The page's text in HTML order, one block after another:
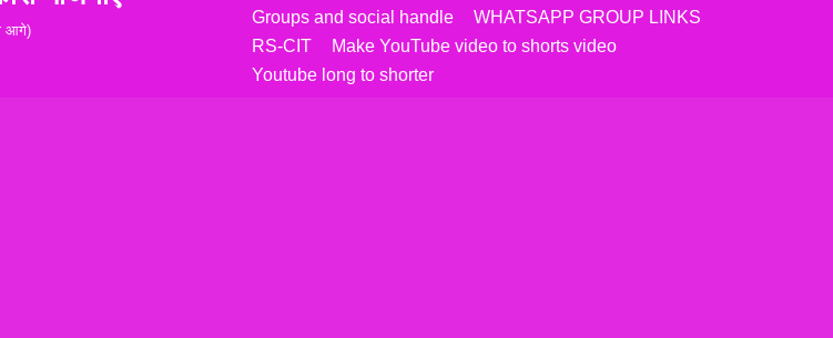
आगे)
Groups and social handle
WHATSAPP GROUP LINKS
RS-CIT
Make YouTube video to shorts video
Youtube long to shorter